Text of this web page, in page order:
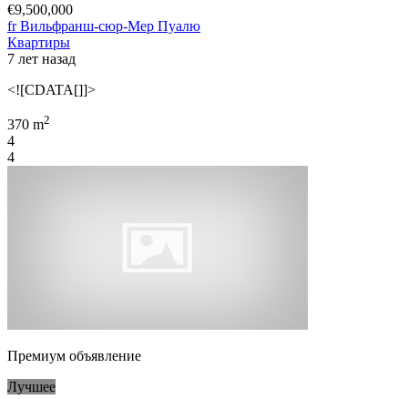
€9,500,000
fr Вильфранш-сюр-Мер Пуалю
Квартиры
7 лет назад
<![CDATA[]]>
370 m2
4
4
Премиум объявление
Лучшее